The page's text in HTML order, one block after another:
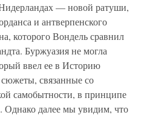
— новой ратуши,
и антверпенского
которого Вондель сравнил
Буржуазия не могла
ввел ее в Историю
связанные со
самобытности, в принципе
далее мы увидим, что